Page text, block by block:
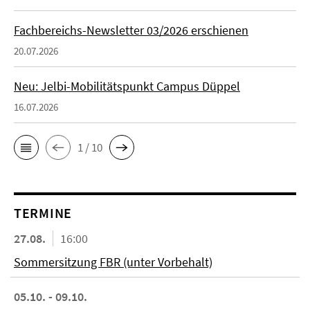
Fachbereichs-Newsletter 03/2026 erschienen
20.07.2026
Neu: Jelbi-Mobilitätspunkt Campus Düppel
16.07.2026
1 / 10
TERMINE
27.08.
16:00
Sommersitzung FBR (unter Vorbehalt)
05.10. - 09.10.